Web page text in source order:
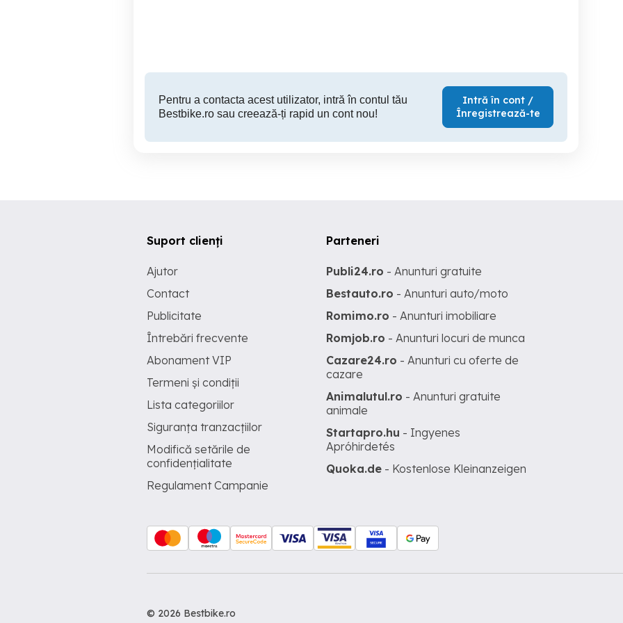
Pentru a contacta acest utilizator, intră în contul tău
Bestbike.ro sau creează-ți rapid un cont nou!
Intră în cont /
Înregistrează-te
Suport clienți
Ajutor
Contact
Publicitate
Întrebări frecvente
Abonament VIP
Termeni și condiții
Lista categoriilor
Siguranța tranzacțiilor
Modifică setările de
confidențialitate
Regulament Campanie
Parteneri
Publi24.ro - Anunturi gratuite
Bestauto.ro - Anunturi auto/moto
Romimo.ro - Anunturi imobiliare
Romjob.ro - Anunturi locuri de munca
Cazare24.ro - Anunturi cu oferte de
cazare
Animalutul.ro - Anunturi gratuite
animale
Startapro.hu - Ingyenes
Apróhirdetés
Quoka.de - Kostenlose Kleinanzeigen
© 2026 Bestbike.ro